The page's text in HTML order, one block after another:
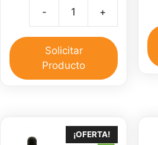
-
full
espectro
+
Solicitar
Producto
¡OFERTA!